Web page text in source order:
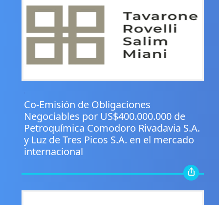
Co-Emisión de Obligaciones
Negociables por US$400.000.000 de
Petroquímica Comodoro Rivadavia S.A.
y Luz de Tres Picos S.A. en el mercado
internacional